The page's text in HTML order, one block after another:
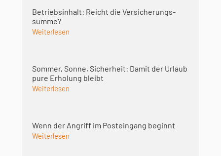
Betriebsinhalt: Reicht die Versicherungs­
summe?
Weiterlesen
Sommer, Sonne, Sicherheit: Damit der Urlaub
pure Erholung bleibt
Weiterlesen
Wenn der Angriff im Posteingang beginnt
Weiterlesen